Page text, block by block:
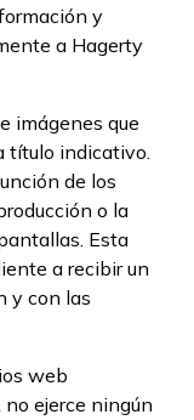
y
a Hagerty
imágenes que
título indicativo.
de los
o la
Esta
a recibir un
y con las
web
ejerce ningún